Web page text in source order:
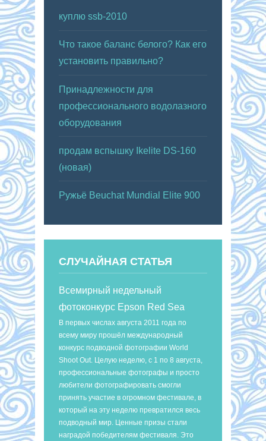
куплю ssb-2010
Что такое баланс белого? Как его
установить правильно?
Принадлежности для
профессионального водолазного
оборудования
продам вспышку Ikelite DS-160
(новая)
Ружьё Beuchat Mundial Elite 900
СЛУЧАЙНАЯ СТАТЬЯ
Всемирный недельный
фотоконкурс Epson Red Sea
В первых числах августа 2011 года по
всему миру прошёл международный
конкурс подводной фотографии World
Shoot Out. Целую неделю, с 1 по 8 августа,
профессиональные фотографы и просто
любители фотографировать смогли
принять участие в огромном фестивале, в
который на эту неделю превратился весь
подводный мир. Ценные призы стали
наградой победителям фестиваля. Это